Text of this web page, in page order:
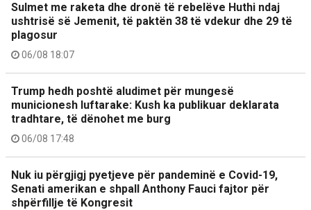
Sulmet me raketa dhe dronë të rebelëve Huthi ndaj
ushtrisë së Jemenit, të paktën 38 të vdekur dhe 29 të
plagosur
06/08 18:07
Trump hedh poshtë aludimet për mungesë
municionesh luftarake: Kush ka publikuar deklarata
tradhtare, të dënohet me burg
06/08 17:48
Nuk iu përgjigj pyetjeve për pandeminë e Covid-19,
Senati amerikan e shpall Anthony Fauci fajtor për
shpërfillje të Kongresit